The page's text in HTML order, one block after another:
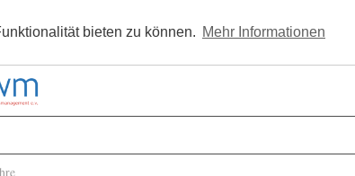
bieten zu können. Mehr Informationen
Kostenlos registrieren